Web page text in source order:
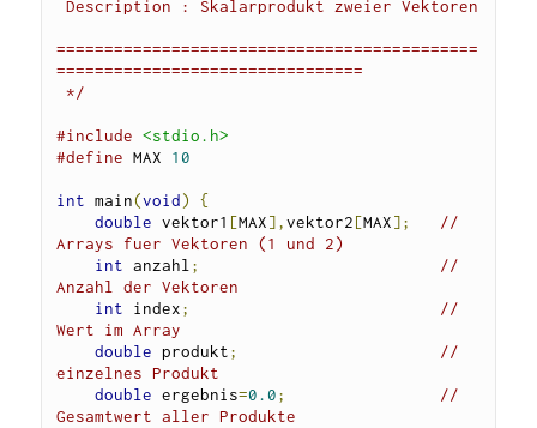
Description : Skalarprodukt zweier Vektoren
============================================
================================
*/
#include <stdio.h>
#define MAX 10
int main(void)
{
double vektor1 [MAX],vektor2[MAX];
//
Arrays fuer Vektoren (1 und 2)
int anzahl;
//
Anzahl der Vektoren
int index;
//
Wert im Array
double produkt;
//
einzelnes Produkt
double ergebnis=0.0;
//
Gesamtwert aller Produkte